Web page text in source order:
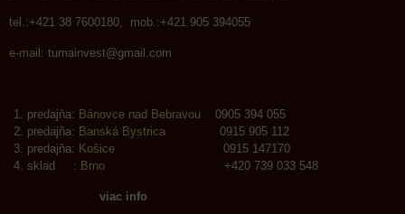
tel.:+421 38 7600180, mob.:+421 905 394055
e-mail: tumainvest@gmail.com
predajňa: Bánovce nad Bebravou 0905 394 055
predajňa: Banská Bystrica 0915 905 112
predajňa: Košice 0915 147170
sklad : Brno +420 739 033 548
viac info